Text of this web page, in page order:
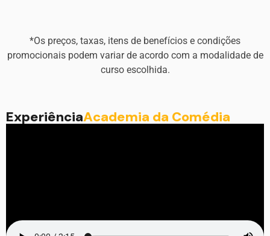
*Os preços, taxas, itens de benefícios e condições
promocionais podem variar de acordo com a modalidade de
curso escolhida.
ExperiênciaAcademia da Comédia